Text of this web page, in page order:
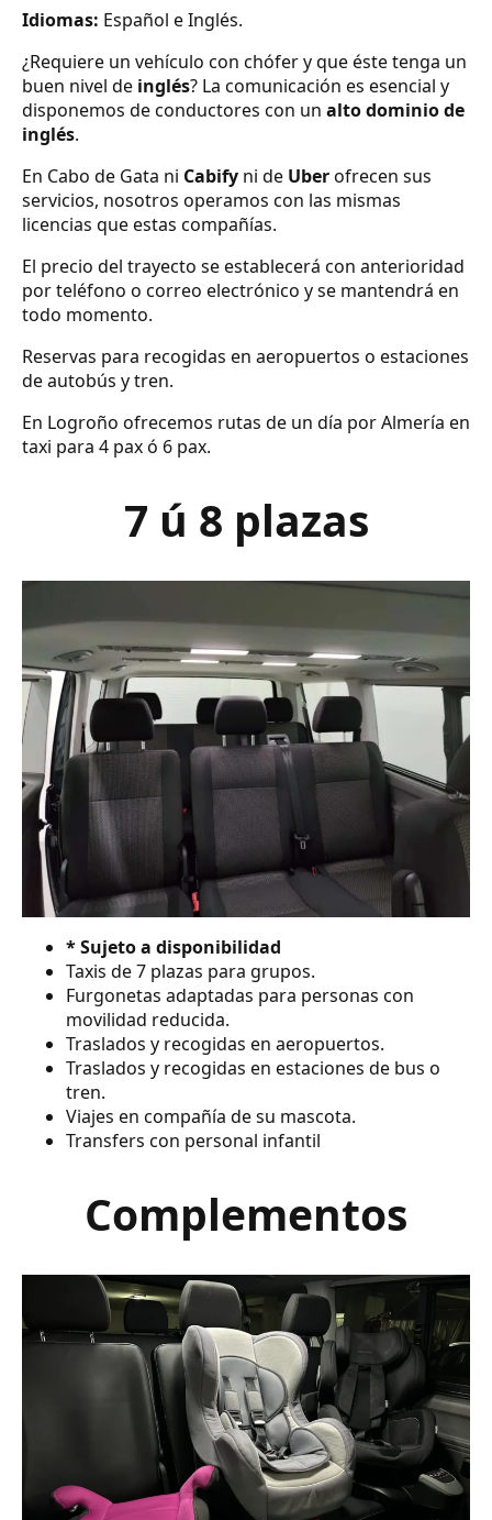
Idiomas: Español e Inglés.
¿Requiere un vehículo con chófer y que éste tenga un
buen nivel de inglés? La comunicación es esencial y
disponemos de conductores con un alto dominio de
inglés.
En Cabo de Gata ni Cabify ni de Uberofrecen sus
servicios, nosotros operamos con las mismas
licencias que estas compañías.
El precio del trayecto se establecerá con anterioridad
por teléfono o correo electrónico y se mantendrá en
todo momento.
Reservas para recogidas en aeropuertos o estaciones
de autobús y tren.
En Logroño ofrecemos rutas de un día por Almería en
taxi para 4 pax ó 6 pax.
7 ú 8 plazas
* Sujeto a disponibilidad
Taxis de 7 plazas para grupos.
Furgonetas adaptadas para personas con
movilidad reducida.
Traslados y recogidas en aeropuertos.
Traslados y recogidas en estaciones de bus o
tren.
Viajes en compañía de su mascota.
Transfers con personal infantil
Complementos